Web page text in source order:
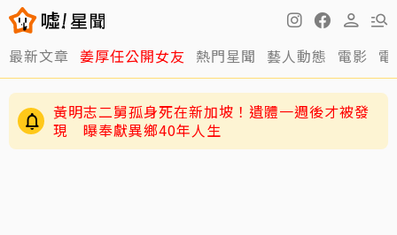
最新文章 姜厚任公開女友 熱門星聞 藝人動態 電影
黃明志二舅孤身死在新加坡！遺體一週後才被發
現 曝奉獻異鄉40年人生